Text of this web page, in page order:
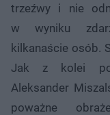
trzeźwy i nie
w wyniku
kilkanaście osób.
Jak z kolei
Aleksander
poważne